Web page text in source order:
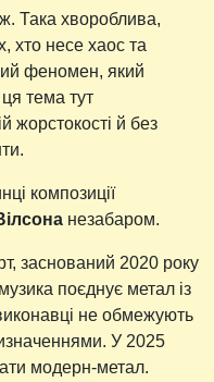
Така хвороблива,
хто несе хаос та
феномен, який
тема тут
жорстокості й без
композиції
незабаром.
заснований 2020 року
поєднує метал із
не обмежують
У 2025
модерн-метал.